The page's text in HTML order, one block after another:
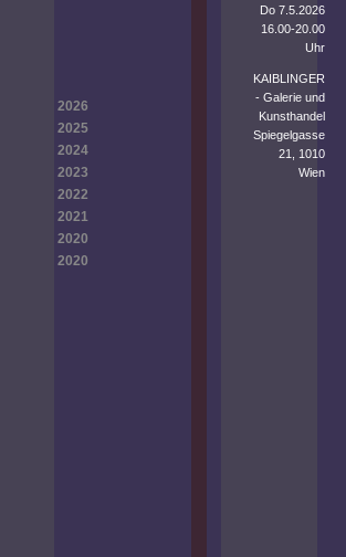
2026
2025
2024
2023
2022
2021
2020
2020
Do 7.5.2026
16.00-20.00
Uhr
KAIBLINGER
- Galerie und
Kunsthandel
Spiegelgasse
21, 1010
Wien